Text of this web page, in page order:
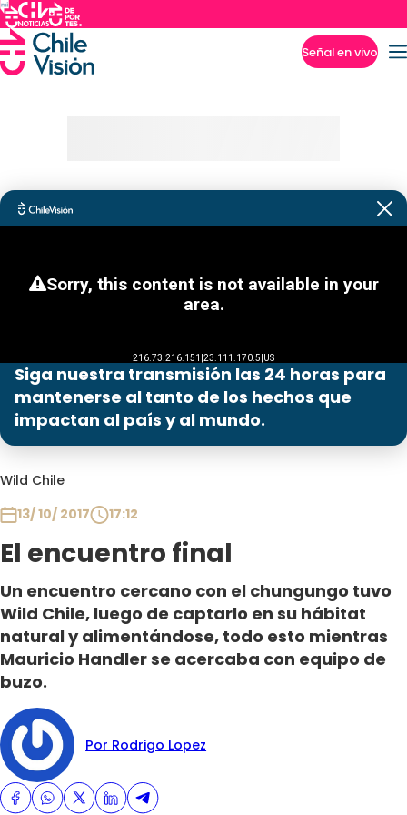
Señal en vivo
Siga nuestra transmisión las 24 horas para
mantenerse al tanto de los hechos que
impactan al país y al mundo.
Wild Chile
13/ 10/ 2017
17:12
El encuentro final
Un encuentro cercano con el chungungo tuvo
Wild Chile, luego de captarlo en su hábitat
natural y alimentándose, todo esto mientras
Mauricio Handler se acercaba con equipo de
buzo.
Por Rodrigo Lopez
Programas
Contigo en Directo
Plan Perfecto
Sabingo
Todos Los Programas